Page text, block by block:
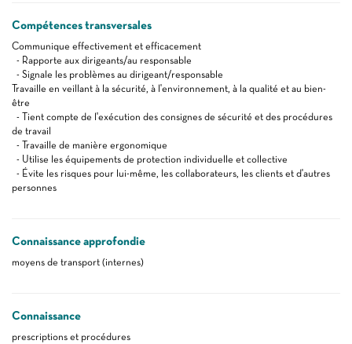
Compétences transversales
Communique effectivement et efficacement
- Rapporte aux dirigeants/au responsable
- Signale les problèmes au dirigeant/responsable
Travaille en veillant à la sécurité, à l'environnement, à la qualité et au bien-
être
- Tient compte de l'exécution des consignes de sécurité et des procédures
de travail
- Travaille de manière ergonomique
- Utilise les équipements de protection individuelle et collective
- Évite les risques pour lui-même, les collaborateurs, les clients et d'autres
personnes
Connaissance approfondie
moyens de transport (internes)
Connaissance
prescriptions et procédures